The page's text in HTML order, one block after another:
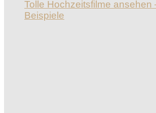
Tolle Hochzeitsfilme ansehen
Beispiele